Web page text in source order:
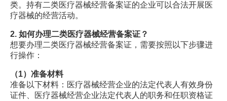
类。持有二类医疗器械经营备案证的企业可以合法开展医
疗器械的经营活动。
2. 如何办理二类医疗器械经营备案证？
想要办理二类医疗器械经营备案证，需要按照以下步骤进
行操作：
（1）准备材料
准备以下材料：医疗器械经营企业的法定代表人有效身份
证件、医疗器械经营企业法定代表人的职务和任职资格证